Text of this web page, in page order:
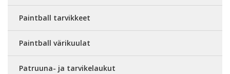
Paintball tarvikkeet
Paintball värikuulat
Patruuna- ja tarvikelaukut